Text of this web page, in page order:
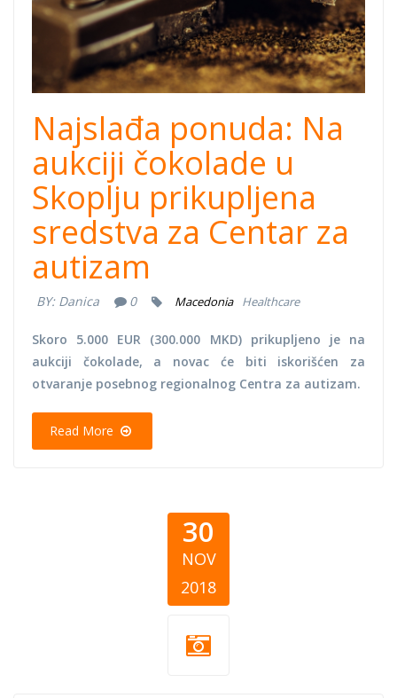
Najslađa ponuda: Na
aukciji čokolade u
Skoplju prikupljena
sredstva za Centar za
autizam
BY: Danica 0 Macedonia Healthcare
Skoro 5.000 EUR (300.000 MKD) prikupljeno je na
aukciji čokolade, a novac će biti iskorišćen za
otvaranje posebnog regionalnog Centra za autizam.
Read More
30
NOV
2018